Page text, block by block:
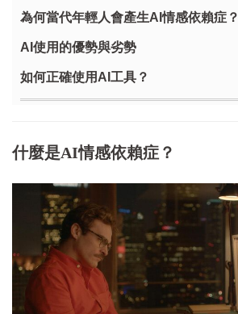
為何當代年輕人會產生AI情感依賴症？
AI使用的優勢與劣勢
如何正確使用AI工具？
什麼是AI情感依賴症？